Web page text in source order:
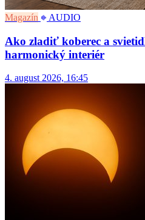
Magazín AUDIO
Ako zladiť koberec a
harmonický interiér
4. august 2026, 16:45